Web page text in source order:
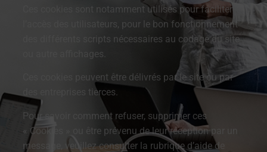
Ces cookies sont notamment utilisés pour faciliter
l’accès des utilisateurs, pour le bon fonctionnement
des différents scripts nécessaires au codage du site
ou autre affichages.
Ces cookies peuvent être délivrés par le site ou par
des entreprises tierces.
Pour savoir comment refuser, supprimer ces
« Cookies » ou être prévenu de leur réception par un
message, veuillez consulter la rubrique d’aide de